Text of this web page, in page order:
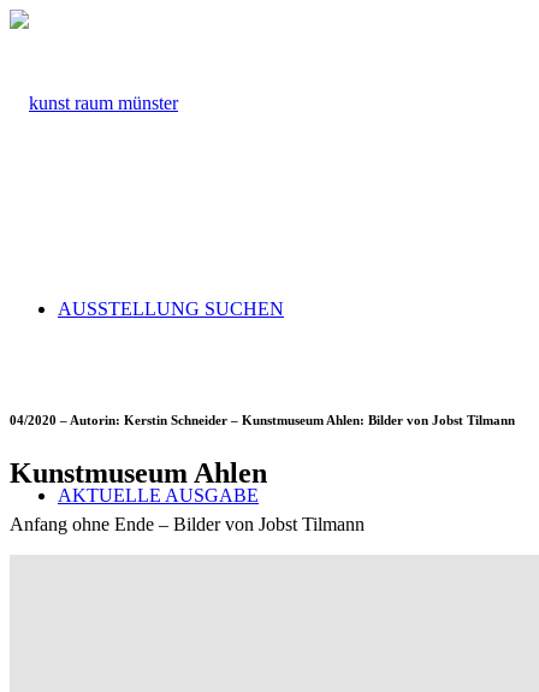
AUSSTELLUNG SUCHEN
AKTUELLE AUSGABE
04/2020 – Autorin: Kerstin Schneider – Kunstmuseum Ahlen: Bilder von Jobst Tilmann
Kunstmuseum Ahlen
Anfang ohne Ende – Bilder von Jobst Tilmann